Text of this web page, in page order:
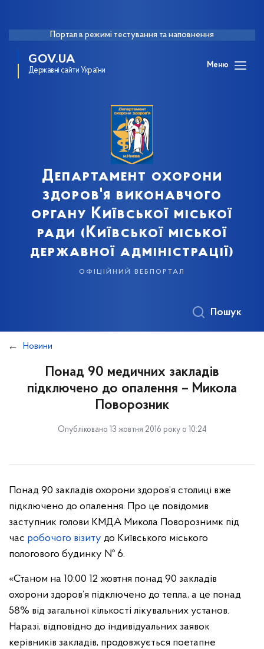
Портал в режимі тестування та наповнення
GOV.UA
Державні сайти України
Меню
Департамент охорони
здоров'я виконавчого
органу Київської міської
ради (Київської міської
державної адміністрації)
офіційний вебпортал
Пошук
Новини
Понад 90 медичних закладів
підключено до опалення – Микола
Поворозник
Опубліковано 13 жовтня 2016 року о 10:24
Понад 90 закладів охорони здоров’я столиці вже
підключено до опалення. Про це повідомив
заступник голови КМДА Микола Поворознимк під
час робочого візиту до Київського міського
пологового будинку № 6.
«Станом на 10:00 12 жовтня понад 90 закладів
охорони здоров’я підключено до тепла, а це понад
58% від загальної кількості лікувальних установ.
Наразі, відповідно до індивідуальних заявок
керівників закладів, продовжується поетапне